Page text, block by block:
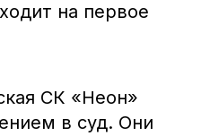
на первое
СК «Неон»
в суд. Они